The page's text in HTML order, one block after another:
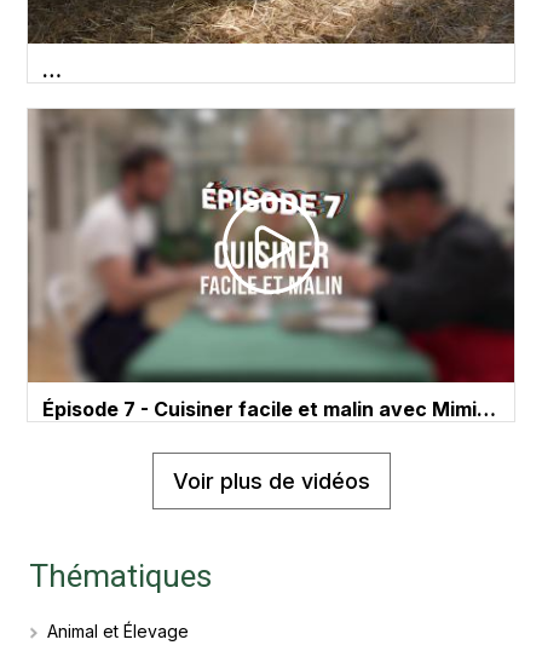
…
Épisode 7 - Cuisiner facile et malin avec Mimi…
Voir plus de vidéos
Thématiques
Animal et Élevage